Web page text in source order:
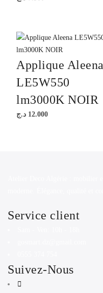
Applique Aleena
LE5W550
lm3000K NOIR
12.000 د.ج
Service client
Suivez-Nous